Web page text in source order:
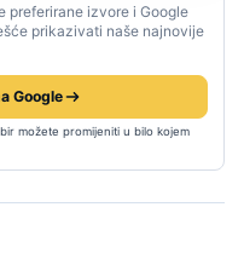
preferirane izvore i Google
prikazivati naše najnovije
Google
možete promijeniti u bilo kojem